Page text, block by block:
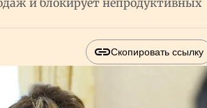
и блокирует непродуктивных
Скопировать ссылку